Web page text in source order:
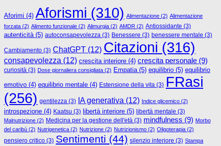
Aforimi (4) Aforismi (310) Alimentazione (2) Alimentazione
forzata (2) Alimento funzionale (2) Alimurgia (2) AMDR (2) Antiossidante (3)
autenticità(5) autoconsapevolezza (3) Benessere (3) benessere mentale (3)
Cambiamento (3) ChatGPT (12) Citazioni (316)
consapevolezza (12) crescita interiore (4) crescita personale (9)
curiosità (3) Dose giornaliera consigliata (2) Empatia(5) equilibrio (5) equilibrio
emotivo (4) equilibrio mentale (4) Estensione della vita (3) FRasi
(256) gentilezza (3) IA generativa (12) Indice glicemico (2)
introspezione (4) Kaatsu (3) libertà interiore (5) libertà mentale (3)
Malnutrizione (2) Medicina per la gestione dell'età (3) mindfulness (9) Morbo
del caribù (2) Nutrigenetica (2) Nutrizione (2) Nutrizionismo (2) Oligoterapia (2)
pensiero critico (3) Sentimenti (44) silenzio interiore (3) Stampa